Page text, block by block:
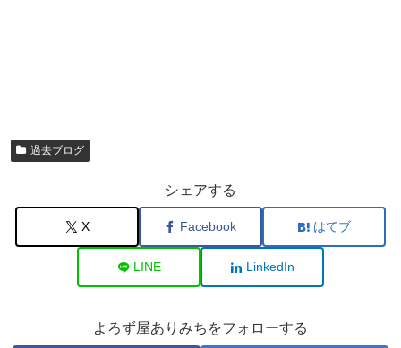
過去ブログ
シェアする
X Facebook はてブ
LINE LinkedIn
よろず屋ありみちをフォローする